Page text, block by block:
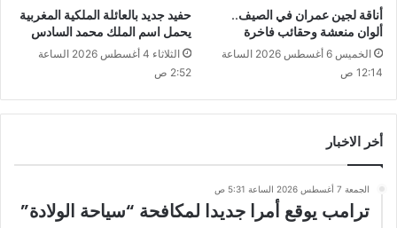
أناقة لجين عمران في الصيف..
ألوان منعشة وحقائب فاخرة
الخميس 6 أغسطس 2026 الساعة
12:14 ص
حفيد جديد بالعائلة الملكية المغربية
يحمل اسم الملك محمد السادس
الثلاثاء 4 أغسطس 2026 الساعة
2:52 ص
أخر الاخبار
الجمعة 7 أغسطس 2026 الساعة 5:31 ص
ترامب يوقع أمرا جديدا لمكافحة “سياحة الولادة”